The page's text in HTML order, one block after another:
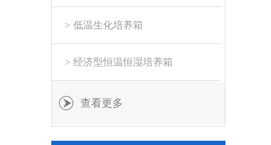
> 低温生化培养箱
> 经济型恒温恒湿培养箱
查看更多